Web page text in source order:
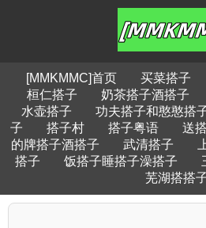
[MMKMMC]首页 买菜搭子
桓仁搭子
奶茶搭子酒搭子
水壶搭子
功夫搭子和憨憨搭
子
搭子村 搭子粤语 送
的牌搭子酒搭子
武清搭子
搭子
饭搭子睡搭子澡搭子
芜湖搭搭